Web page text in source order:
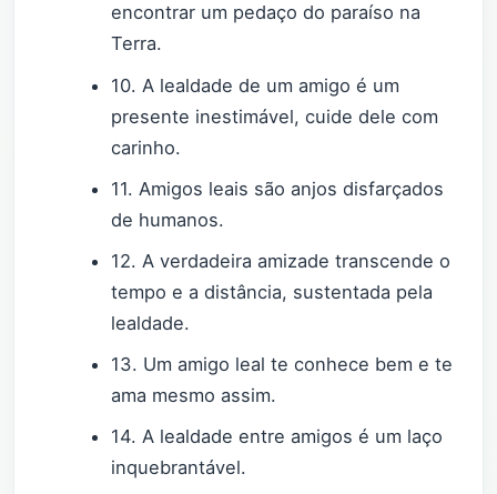
encontrar um pedaço do paraíso na
Terra.
10. A lealdade de um amigo é um
presente inestimável, cuide dele com
carinho.
11. Amigos leais são anjos disfarçados
de humanos.
12. A verdadeira amizade transcende o
tempo e a distância, sustentada pela
lealdade.
13. Um amigo leal te conhece bem e te
ama mesmo assim.
14. A lealdade entre amigos é um laço
inquebrantável.